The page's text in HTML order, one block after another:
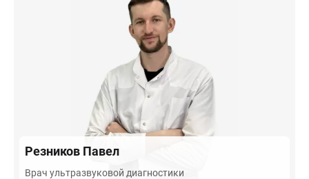
Резников Павел
Врач ультразвуковой диагностики